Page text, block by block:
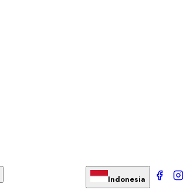
Indonesia